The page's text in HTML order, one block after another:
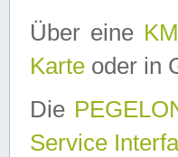
Über eine
Karte oder in
Die
Service